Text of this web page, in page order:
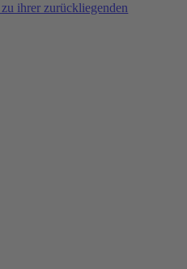
ihrer zurückliegenden